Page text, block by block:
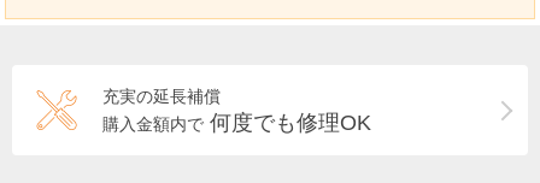
充実の延長補償
購入金額内で 何度でも修理OK